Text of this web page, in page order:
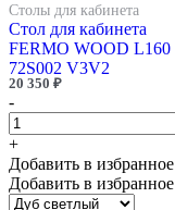
Столы для кабинета
Стол для кабинета
FERMO WOOD L160
72S002 V3V2
20 350 ₽
-
+
Добавить в избранное
Добавить в избранное